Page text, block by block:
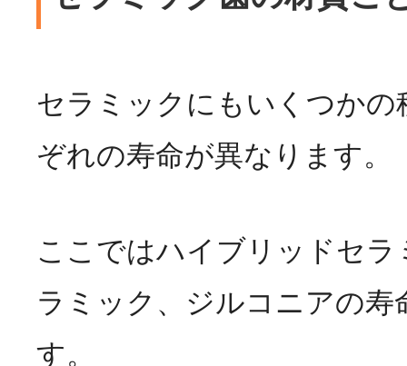
セラミックにもいくつかの
ぞれの寿命が異なります。
ここではハイブリッドセ
ラミック、ジルコニアの寿
す。